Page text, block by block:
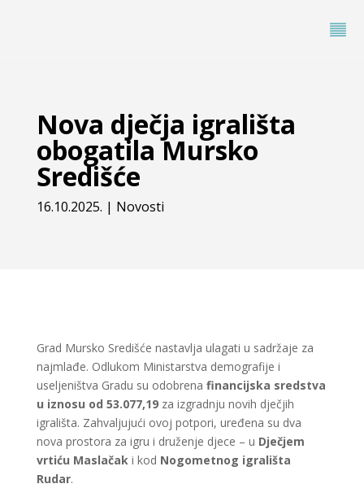
Nova dječja igrališta
obogatila Mursko
Središće
16.10.2025. | Novosti
Grad Mursko Središće nastavlja ulagati u sadržaje za
najmlađe. Odlukom Ministarstva demografije i
useljeništva Gradu su odobrena financijska sredstva
u iznosu od 53.077,19 za izgradnju novih dječjih
igrališta. Zahvaljujući ovoj potpori, uređena su dva
nova prostora za igru i druženje djece – u Dječjem
vrtiću Maslačaki kod Nogometnog igrališta
Rudar.